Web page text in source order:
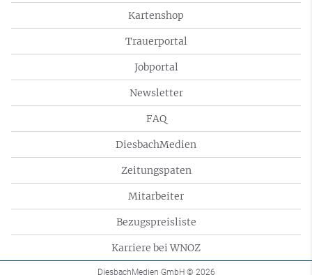
Kartenshop
Trauerportal
Jobportal
Newsletter
FAQ
DiesbachMedien
Zeitungspaten
Mitarbeiter
Bezugspreisliste
Karriere bei WNOZ
DiesbachMedien GmbH © 2026